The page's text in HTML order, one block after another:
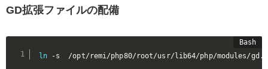
GD拡張ファイルの配備
ln -s  /opt/remi/php80/root/usr/lib64/php/modules/